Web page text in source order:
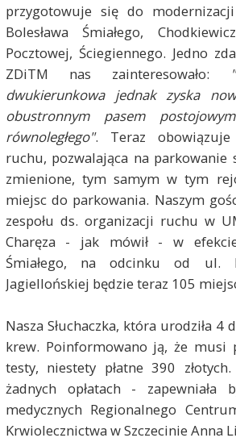
przygotowuje się do
Bolesława Śmiałego,
Pocztowej, Ściegiennego. Jedno
ZDiTM nas zainteresowało:
dwukierunkowa jednak zyska
obustronnym pasem
równoległego". Teraz
ruchu, pozwalająca na parkowanie
zmienione, tym samym w tym
miejsc do parkowania. Naszym
zespołu ds. organizacji ruchu w
Charęza - jak mówił - w
Śmiałego, na odcinku od ul.
Jagiellońskiej będzie teraz 105
Nasza Słuchaczka, która urodziła 4
krew. Poinformowano ją, że musi
testy, niestety płatne 390
żadnych opłatach - zapewniała
medycznych Regionalnego
Krwiolecznictwa w Szczecinie Anna